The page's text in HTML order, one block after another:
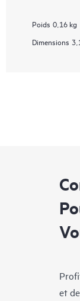
Poids 0,16 kg
Dimensions
et